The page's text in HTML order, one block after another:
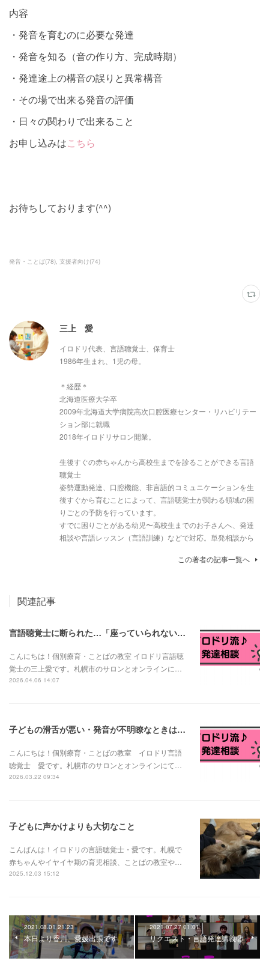
内容
・発音を育むのに必要な発達
・発音を知る（音の作り方、完成時期）
・発達途上の構音の誤りと異常構音
・その場で出来る発音の評価
・日々の関わりで出来ること
お申し込みはこちら
お待ちしております(^^)
発音・ことば(78) 支援者向け(74)
三上 愛
イロドリ代表、言語聴覚士、保育士
1986年生まれ、1児の母。
＊経歴＊
北海道医療大学卒
2009年北海道大学病院高次口腔医療センター・リハビリテー
ション部に就職
2018年イロドリサロン開業。
生後すぐの赤ちゃんから高校生までを診ることができる言語
聴覚士
姿勢運動発達、口腔機能、非言語的コミュニケーションを生
後すぐから育むことによって、言語聴覚士が関わる領域の困
りごとの予防を行っています。
すでに困りごとがある幼児〜高校生までのお子さんへ、発達
相談や言語レッスン（言語訓練）などで対応。単発相談から
この著者の記事一覧へ
関連記事
言語聴覚士に断られた…「座っていられない子は言語訓練できない？」と言われたお母さんへ
こんにちは！個別療育・ことばの教室 イロドリ言語聴
覚士の三上愛です。札幌市のサロンとオンラインに…
2026.04.06 14:07
子どもの滑舌が悪い・発音が不明瞭なときは？発音の発達と様子見でいい場合・相談が必要な場合
こんにちは！個別療育・ことばの教室 イロドリ言語
聴覚士 愛です。札幌市のサロンとオンラインにて…
2026.03.22 09:34
子どもに声かけよりも大切なこと
こんばんは！イロドリの言語聴覚士・愛です。札幌で
赤ちゃんやイヤイヤ期の育児相談、ことばの教室や…
2025.12.03 15:12
2021.08.01 21:23
本日より香川、愛媛出張です
2021.07.27 01:01
リクエスト・言語発達講義②